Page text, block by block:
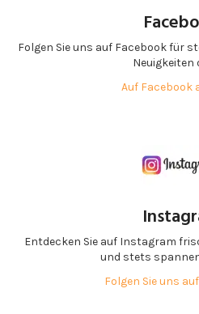
Folgen Sie uns auf Facebook für
Neuigkeiten
Auf Facebook
Entdecken Sie auf Instagram
und stets
Folgen Sie uns